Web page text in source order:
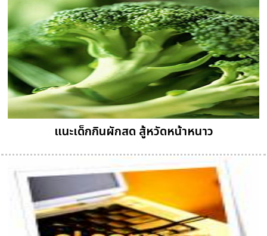
แนะเด็กกินผักสด สู้หวัดหน้าหนาว